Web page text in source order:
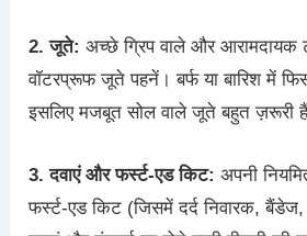
2. जूते: अच्छे ग्रिप वाले और आरामदायक
वॉटरप्रूफ जूते पहनें। बर्फ या बारिश में
इसलिए मजबूत सोल वाले जूते बहुत ज़रूरी
3. दवाएं और फर्स्ट-एड किट: अपनी
फर्स्ट-एड किट (जिसमें दर्द निवारक,